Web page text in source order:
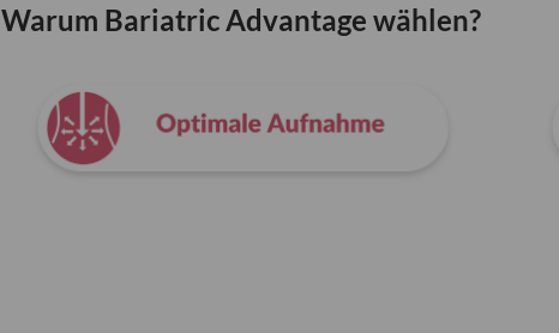
Warum Bariatric Advantage wählen?